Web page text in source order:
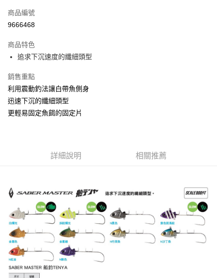
Apple Pay
Google Pay
ATM付款
運送方式
7-11取貨(快速到店)
每筆NT$100，滿NT$1,000(含以上)免運費
新竹貨運
每筆NT$100，滿NT$1,000(含以上)免運費
商品編號
9666468
商品特色
追求下沉速度的纖細頭型
銷售重點
利用震動釣法讓白帶魚側身
迅速下沉的纖細頭型
更輕易固定魚餌的固定片
詳細說明 相關推薦